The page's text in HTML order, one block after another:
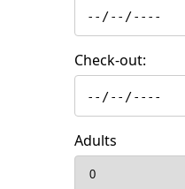
Check-out:
Adults